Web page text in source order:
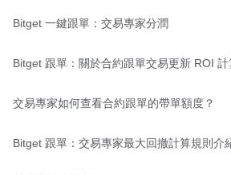
Bitget 一鍵跟單：交易專家分潤
Bitget 跟單：關於合約跟單交易更新 ROI
交易專家如何查看合約跟單的帶單額度？
Bitget 跟單：交易專家最大回撤計算規則介